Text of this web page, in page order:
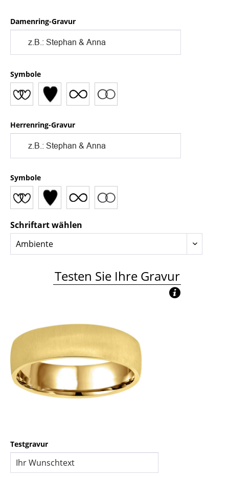
Damenring-Gravur
Symbole
Herrenring-Gravur
Symbole
Schriftart wählen
Testen Sie Ihre Gravur
Testgravur